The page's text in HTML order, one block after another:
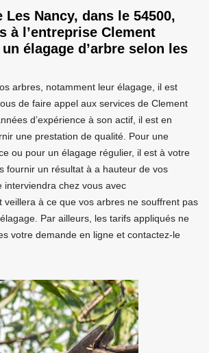
Les Nancy, dans le 54500,
à l’entreprise Clement
élagage d’arbre selon les
arbres, notamment leur élagage, il est
de faire appel aux services de Clement
d’expérience à son actif, il est en
une prestation de qualité. Pour une
ou pour un élagage régulier, il est à votre
fournir un résultat à a hauteur de vos
interviendra chez vous avec
veillera à ce que vos arbres ne souffrent pas
Par ailleurs, les tarifs appliqués ne
votre demande en ligne et contactez-le